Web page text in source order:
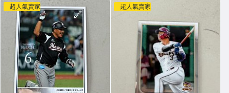
超人氣賣家 超人氣賣家